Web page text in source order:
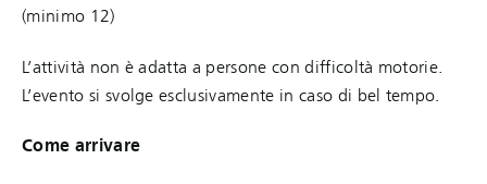
(minimo 12)
L’attività non è adatta a persone con difficoltà motorie.
L’evento si svolge esclusivamente in caso di bel tempo.
Come arrivare